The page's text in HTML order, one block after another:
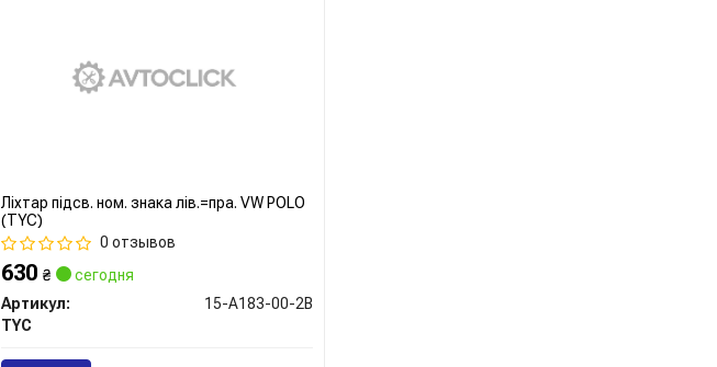
Ліхтар підсв. ном. знака лів.=пра. VW POLO
(TYC)
0 отзывов
630₴
сегодня
Артикул:
15-A183-00-2B
TYC